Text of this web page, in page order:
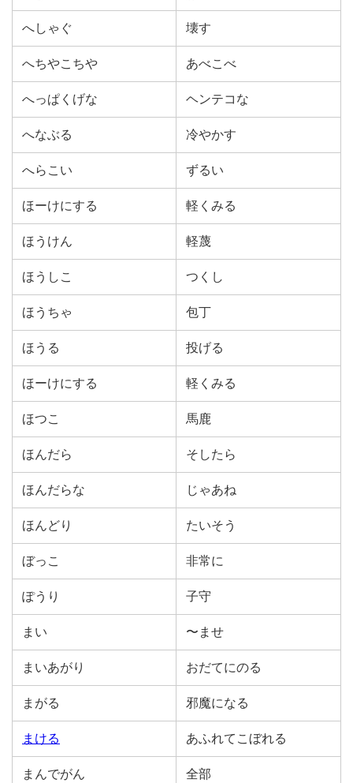
へしゃぐ 壊す
へちやこちや あべこべ
へっぱくげな ヘンテコな
へなぶる 冷やかす
へらこい ずるい
ほーけにする 軽くみる
ほうけん 軽蔑
ほうしこ つくし
ほうちゃ 包丁
ほうる 投げる
ほーけにする 軽くみる
ほつこ 馬鹿
ほんだら そしたら
ほんだらな じゃあね
ほんどり たいそう
ぼっこ 非常に
ぽうり 子守
まい 〜ませ
まいあがり おだてにのる
まがる 邪魔になる
まける あふれてこぼれる
まんでがん 全部